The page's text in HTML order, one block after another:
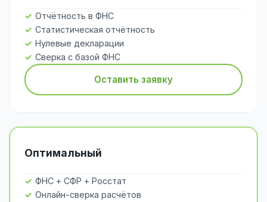
Отчётность в ФНС
Статистическая отчётность
Нулевые декларации
Сверка с базой ФНС
Оставить заявку
Оптимальный
ФНС + СФР + Росстат
Онлайн-сверка расчётов